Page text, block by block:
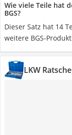
Wie viele Teile hat
BGS?
Dieser Satz hat 14
weitere BGS-
LKW